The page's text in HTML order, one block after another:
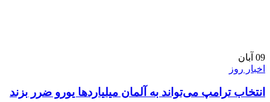
09 آبان
اخبار روز
انتخاب ترامپ می‌تواند به آلمان میلیاردها یورو ضرر بزند